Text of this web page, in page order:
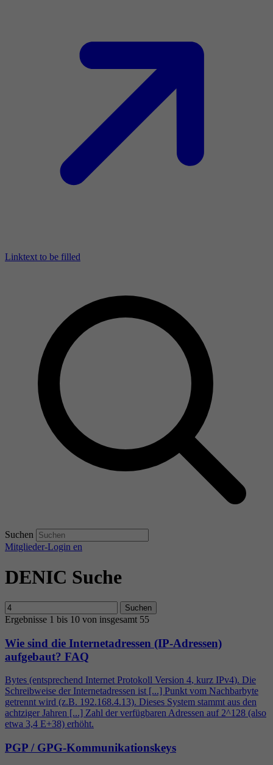
Linktext to be filled
Suchen
Mitglieder-Login en
DENIC Suche
Suchen
Ergebnisse 1 bis 10 von insgesamt 55
Wie sind die Internetadressen (IP-Adressen)
aufgebaut? FAQ
Bytes (entsprechend Internet Protokoll Version 4, kurz IPv4). Die
Schreibweise der Internetadressen ist [...] Punkt vom Nachbarbyte
getrennt wird (z.B. 192.168.4.13). Dieses System stammt aus den
achtziger Jahren [...] Zahl der verfügbaren Adressen auf 2^128 (also
etwa 3,4 E+38) erhöht.
PGP / GPG-Kommunikationskeys